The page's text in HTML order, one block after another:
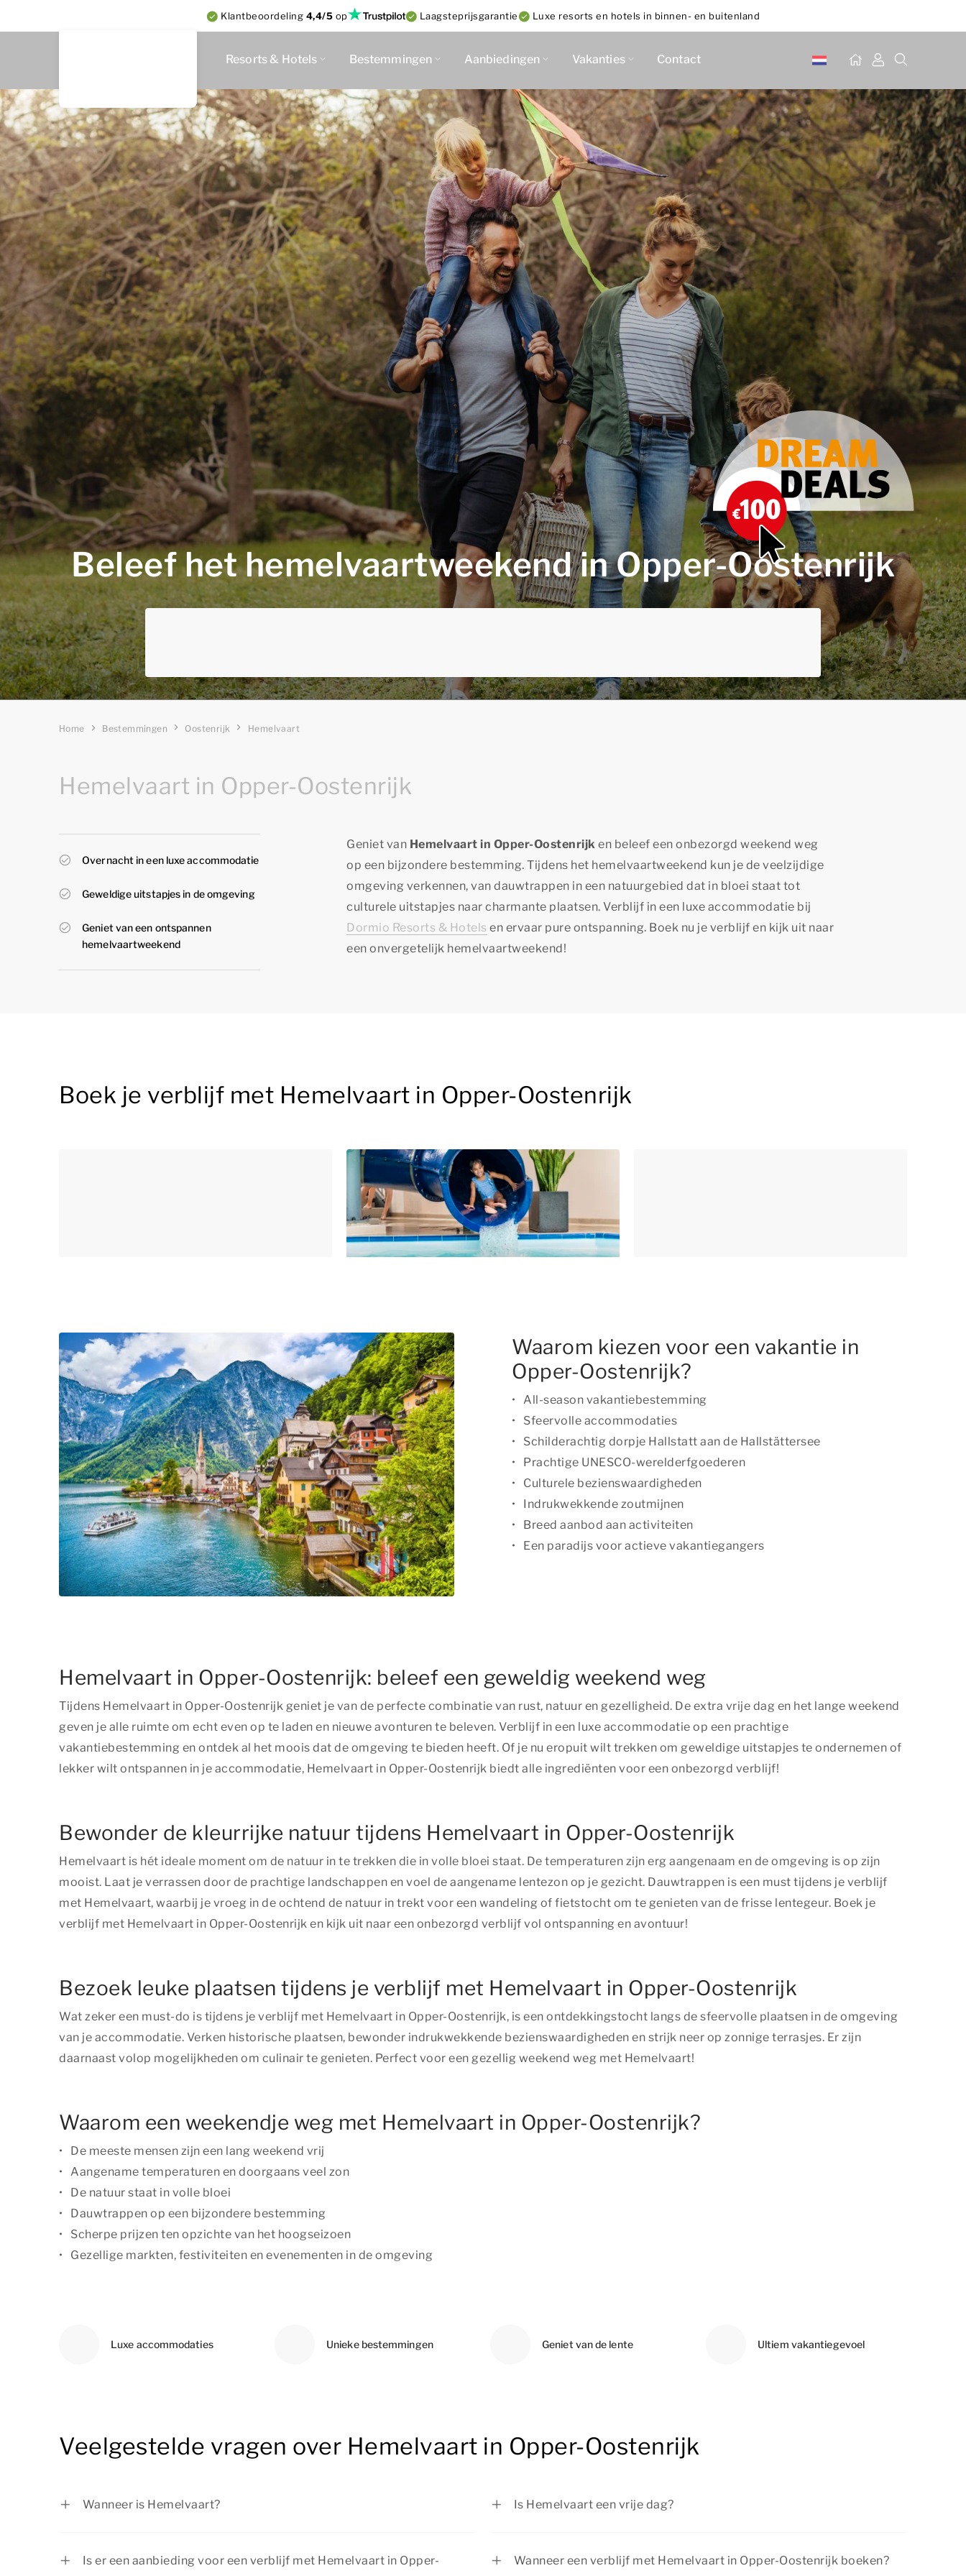
Klantbeoordeling 4,4/5 op Laagsteprijsgarantie Luxe resorts en hotels in binnen- en buitenland
Resorts & Hotels Bestemmingen Aanbiedingen Vakanties Contact
Beleef het hemelvaartweekend in Opper-Oostenrijk
Home Bestemmingen Oostenrijk Hemelvaart
Hemelvaart in Opper-Oostenrijk
Overnacht in een luxe accommodatie
Geweldige uitstapjes in de omgeving
Geniet van een ontspannen
hemelvaartweekend
Geniet van Hemelvaart in Opper-Oostenrijk en beleef een onbezorgd weekend weg
op een bijzondere bestemming. Tijdens het hemelvaartweekend kun je de veelzijdige
omgeving verkennen, van dauwtrappen in een natuurgebied dat in bloei staat tot
culturele uitstapjes naar charmante plaatsen. Verblijf in een luxe accommodatie bij
Dormio Resorts & Hotels en ervaar pure ontspanning. Boek nu je verblijf en kijk uit naar
een onvergetelijk hemelvaartweekend!
Boek je verblijf met Hemelvaart in Opper-Oostenrijk
Waarom kiezen voor een vakantie in
Opper-Oostenrijk?
All-season vakantiebestemming
Sfeervolle accommodaties
Schilderachtig dorpje Hallstatt aan de Hallstättersee
Prachtige UNESCO-werelderfgoederen
Culturele bezienswaardigheden
Indrukwekkende zoutmijnen
Breed aanbod aan activiteiten
Een paradijs voor actieve vakantiegangers
Hemelvaart in Opper-Oostenrijk: beleef een geweldig weekend weg
Tijdens Hemelvaart in Opper-Oostenrijk geniet je van de perfecte combinatie van rust, natuur en gezelligheid. De extra vrije dag en het lange weekend
geven je alle ruimte om echt even op te laden en nieuwe avonturen te beleven. Verblijf in een luxe accommodatie op een prachtige
vakantiebestemming en ontdek al het moois dat de omgeving te bieden heeft. Of je nu eropuit wilt trekken om geweldige uitstapjes te ondernemen of
lekker wilt ontspannen in je accommodatie, Hemelvaart in Opper-Oostenrijk biedt alle ingrediënten voor een onbezorgd verblijf!
Bewonder de kleurrijke natuur tijdens Hemelvaart in Opper-Oostenrijk
Hemelvaart is hét ideale moment om de natuur in te trekken die in volle bloei staat. De temperaturen zijn erg aangenaam en de omgeving is op zijn
mooist. Laat je verrassen door de prachtige landschappen en voel de aangename lentezon op je gezicht. Dauwtrappen is een must tijdens je verblijf
met Hemelvaart, waarbij je vroeg in de ochtend de natuur in trekt voor een wandeling of fietstocht om te genieten van de frisse lentegeur. Boek je
verblijf met Hemelvaart in Opper-Oostenrijk en kijk uit naar een onbezorgd verblijf vol ontspanning en avontuur!
Bezoek leuke plaatsen tijdens je verblijf met Hemelvaart in Opper-Oostenrijk
Wat zeker een must-do is tijdens je verblijf met Hemelvaart in Opper-Oostenrijk, is een ontdekkingstocht langs de sfeervolle plaatsen in de omgeving
van je accommodatie. Verken historische plaatsen, bewonder indrukwekkende bezienswaardigheden en strijk neer op zonnige terrasjes. Er zijn
daarnaast volop mogelijkheden om culinair te genieten. Perfect voor een gezellig weekend weg met Hemelvaart!
Waarom een weekendje weg met Hemelvaart in Opper-Oostenrijk?
De meeste mensen zijn een lang weekend vrij
Aangename temperaturen en doorgaans veel zon
De natuur staat in volle bloei
Dauwtrappen op een bijzondere bestemming
Scherpe prijzen ten opzichte van het hoogseizoen
Gezellige markten, festiviteiten en evenementen in de omgeving
Luxe accommodaties Unieke bestemmingen Geniet van de lente Ultiem vakantiegevoel
Veelgestelde vragen over Hemelvaart in Opper-Oostenrijk
Wanneer is Hemelvaart?
Is Hemelvaart een vrije dag?
Is er een aanbieding voor een verblijf met Hemelvaart in Opper-
Wanneer een verblijf met Hemelvaart in Opper-Oostenrijk boeken?